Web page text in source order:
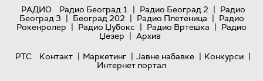
РАДИО
Радио Београд 1 | Радио Београд 2 | Радио
Београд 3 | Београд 202 | Радио Плетеница | Радио
Рокенролер | Радио Џубокс | Радио Вртешка | Радио
Џезер | Архив
РТС
Контакт | Маркетинг | Јавне набавке | Конкурси |
Интернет портал